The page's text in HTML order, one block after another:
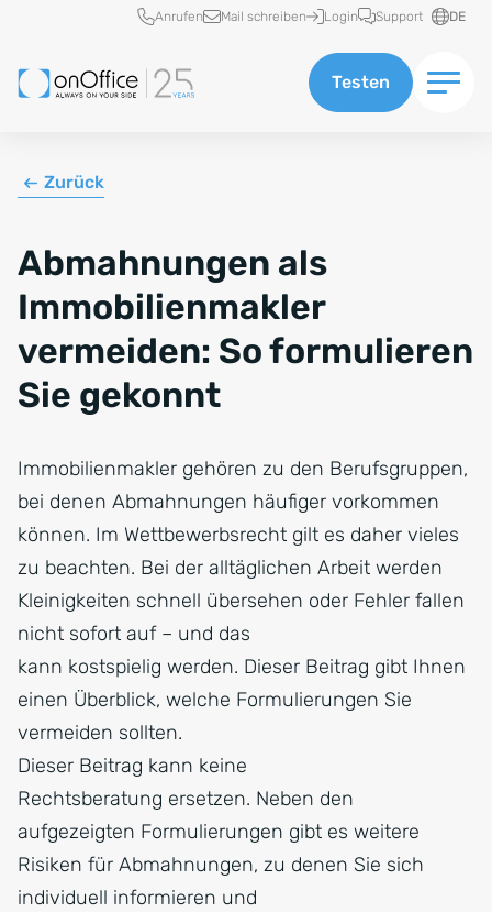
Schnellzugriff
Anrufen Mail schreiben Login Support DE
Testen
Zurück
Abmahnungen als
Immobilienmakler
vermeiden: So formulieren
Sie gekonnt
Immobilienmakler gehören zu den Berufsgruppen,
bei denen Abmahnungen häufiger vorkommen
können. Im Wettbewerbsrecht gilt es daher vieles
zu beachten. Bei der alltäglichen Arbeit werden
Kleinigkeiten schnell übersehen oder Fehler fallen
nicht sofort auf – und das
kann kostspielig werden. Dieser Beitrag gibt Ihnen
einen Überblick, welche Formulierungen Sie
vermeiden sollten.
Dieser Beitrag kann keine
Rechtsberatung ersetzen. Neben den
aufgezeigten Formulierungen gibt es weitere
Risiken für Abmahnungen, zu denen Sie sich
individuell informieren und